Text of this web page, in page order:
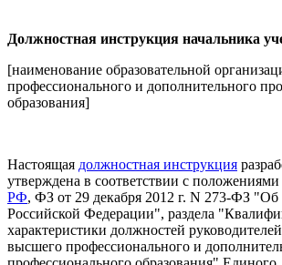
Должностная инструкция начальника
[наименование образовательной
профессионального и дополнительного
образования]
Настоящая должностная инструкция
утверждена в соответствии с положениями
РФ, ФЗ от 29 декабря 2012 г. N 273-ФЗ "Об
Российской Федерации", раздела
характеристики должностей
высшего профессионального и